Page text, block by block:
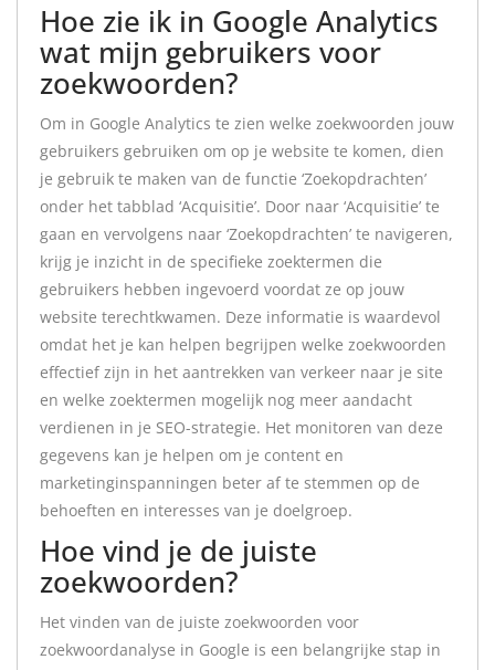
Hoe zie ik in Google Analytics
wat mijn gebruikers voor
zoekwoorden?
Om in Google Analytics te zien welke zoekwoorden jouw
gebruikers gebruiken om op je website te komen, dien
je gebruik te maken van de functie ‘Zoekopdrachten’
onder het tabblad ‘Acquisitie’. Door naar ‘Acquisitie’ te
gaan en vervolgens naar ‘Zoekopdrachten’ te navigeren,
krijg je inzicht in de specifieke zoektermen die
gebruikers hebben ingevoerd voordat ze op jouw
website terechtkwamen. Deze informatie is waardevol
omdat het je kan helpen begrijpen welke zoekwoorden
effectief zijn in het aantrekken van verkeer naar je site
en welke zoektermen mogelijk nog meer aandacht
verdienen in je SEO-strategie. Het monitoren van deze
gegevens kan je helpen om je content en
marketinginspanningen beter af te stemmen op de
behoeften en interesses van je doelgroep.
Hoe vind je de juiste
zoekwoorden?
Het vinden van de juiste zoekwoorden voor
zoekwoordanalyse in Google is een belangrijke stap in